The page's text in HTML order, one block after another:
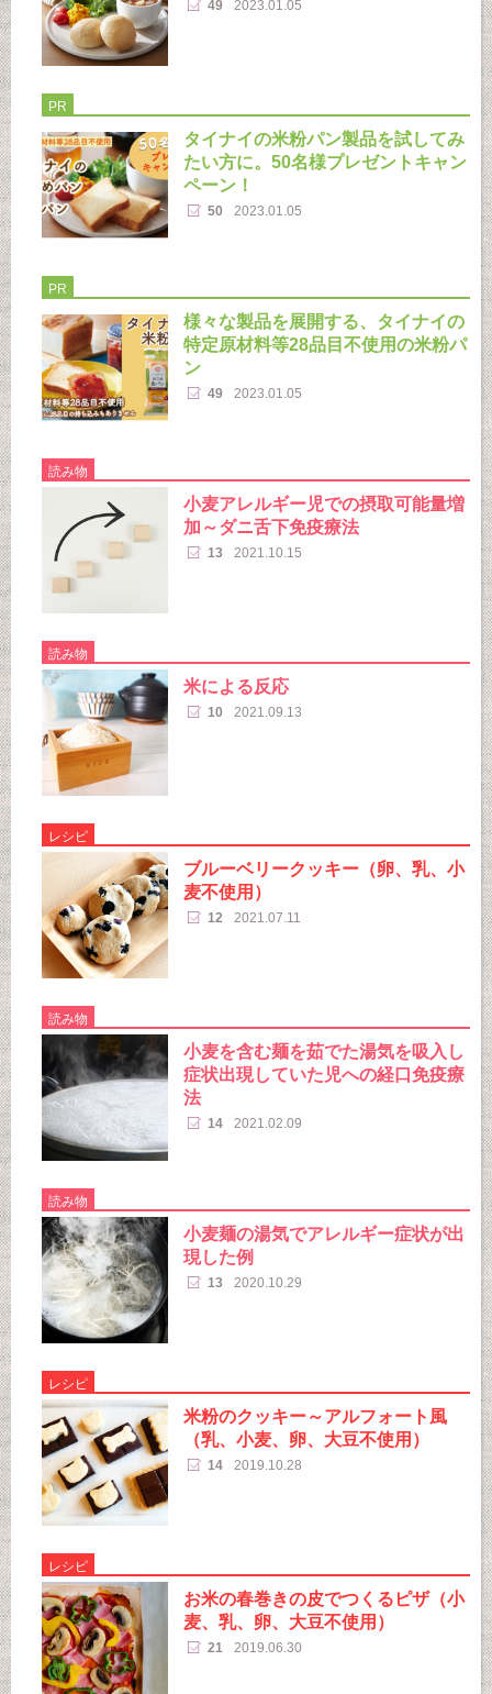
49 2023.01.05
PR
タイナイの米粉パン製品を試してみ
たい方に。50名様プレゼントキャン
ペーン！
50 2023.01.05
PR
様々な製品を展開する、タイナイの
特定原材料等28品目不使用の米粉パ
ン
49 2023.01.05
読み物
小麦アレルギー児での摂取可能量増
加～ダニ舌下免疫療法
13 2021.10.15
読み物
米による反応
10 2021.09.13
レシピ
ブルーベリークッキー（卵、乳、小
麦不使用）
12 2021.07.11
読み物
小麦を含む麺を茹でた湯気を吸入し
症状出現していた児への経口免疫療
法
14 2021.02.09
読み物
小麦麺の湯気でアレルギー症状が出
現した例
13 2020.10.29
レシピ
米粉のクッキー～アルフォート風
（乳、小麦、卵、大豆不使用）
14 2019.10.28
レシピ
お米の春巻きの皮でつくるピザ（小
麦、乳、卵、大豆不使用）
21 2019.06.30